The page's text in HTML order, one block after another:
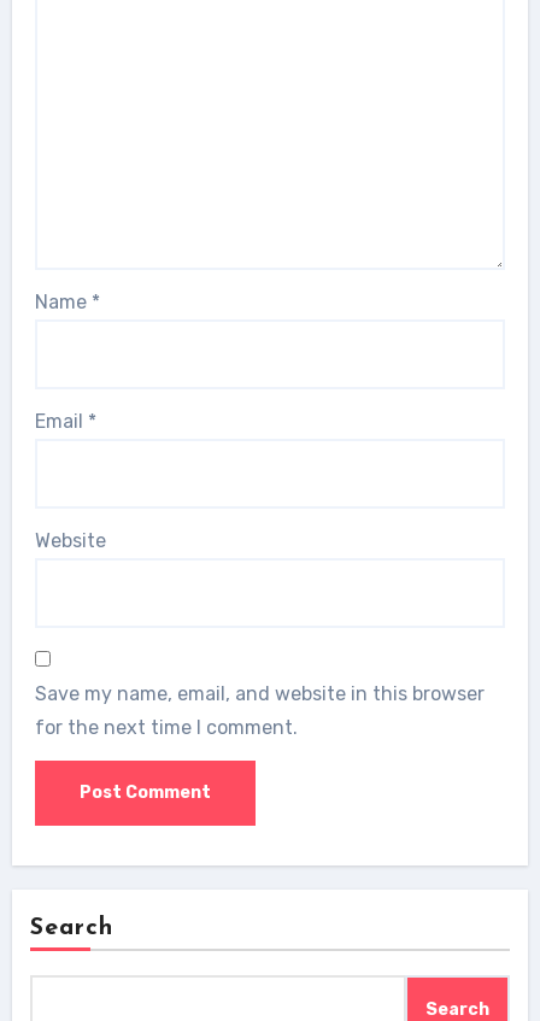
Name *
Email *
Website
Save my name, email, and website in this browser
for the next time I comment.
Search
Search